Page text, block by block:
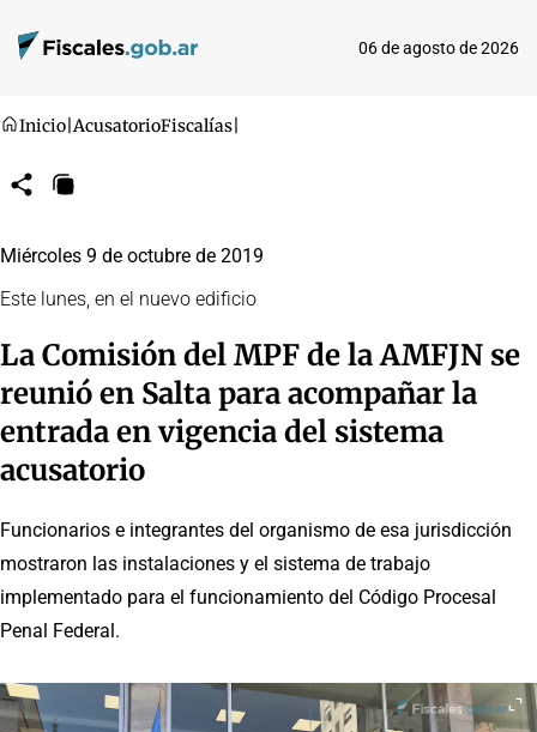
06 de agosto de 2026
Inicio AcusatorioFiscalías
CompartirCopiar
Miércoles 9 de octubre de 2019
Este lunes, en el nuevo edificio
La Comisión del MPF de la AMFJN se
reunió en Salta para acompañar la
entrada en vigencia del sistema
acusatorio
Funcionarios e integrantes del organismo de esa jurisdicción
mostraron las instalaciones y el sistema de trabajo
implementado para el funcionamiento del Código Procesal
Penal Federal.